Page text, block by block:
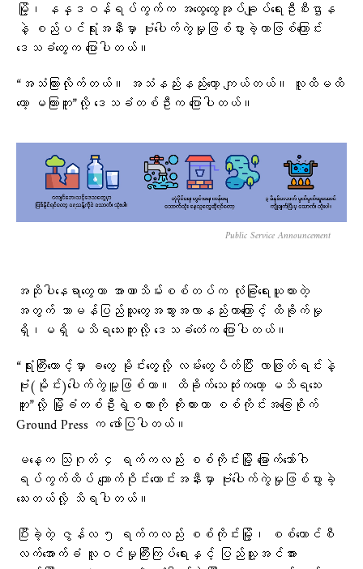
မြို့၊ နန္ဒဝန်ရပ်ကွက်က အထွေထွေအုပ်ချုပ်ရေးဦးစီးဌာန
နဲ့ စည်ပင်ရုံးအနီးမှာ ဗုံးပေါက်ကွဲမှုဖြစ်ပွားခဲ့တာဖြစ်ကြောင်း
ဒေသခံတွေက ပြောပါတယ်။
“အသံကြားလိုက်တယ်။ အသံနည်းနည်းတော့ ကျယ်တယ်။ လူထိမထိ
တော့ မကြားဘူး”လို့ ဒေသခံတစ်ဦးက ပြောပါတယ်။
Public Service Announcement
အဆိုပါနေရာတွေဟာ အာဏာသိမ်းစစ်တပ်က လုံခြုံရေးယူထားတဲ့
အတွက် သာမန်ပြည်သူတွေအသွားအလာနည်းတာကြောင့် ထိခိုက်မှု
ရှိ၊မရှိ မသိရသေးဘူးလို့ ဒေသခံ​တေံက ပြောပါတယ်။
“ရုံးကြီးထောင့်မှာ ခတွေ မိုင်းတွေ့လို့ လမ်းတွေပိတ်ပြီး လာဖြုတ်ရင်းနဲ့
ဗုံး(မိုင်း)ပေါက်ကွဲမူ့ဖြစ်တာ။ ထိခိုက်သေဆုံးကတော့ မသိရသေး
ဘူး”လို့ မြို့ခံတစ်ဦးရဲ့စကားကို ကိုးကားကာ စစ်ကိုင်းအခြေစိုက်
Ground Press က ဖော်ပြပါတယ်။
မနေ့က သြဂုတ် ၄ ရက်ကလည်း စစ်ကိုင်းမြို့ မြောက်ဘော်ဂါ
ရပ်ကွက်ထိပ် ကျောက်ဝိုင်းဟောင်းအနီးမှာ ဗုံးပေါက်ကွဲမှုဖြစ်ပွားခဲ့
သေးတယ်လို့ သိရပါတယ်။
ပြီးခဲ့တဲ့ ဇွန်လ ၅ ရက်ကလည်း စစ်ကိုင်းမြို့၊ စစ်ကောင်စီ
လက်အောက်ခံ လူဝင်မှုကြီးကြပ်ရေးနှင့် ပြည်သူ့အင်အား